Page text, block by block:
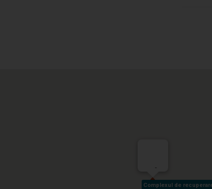
Complexul de
Complexul de
-